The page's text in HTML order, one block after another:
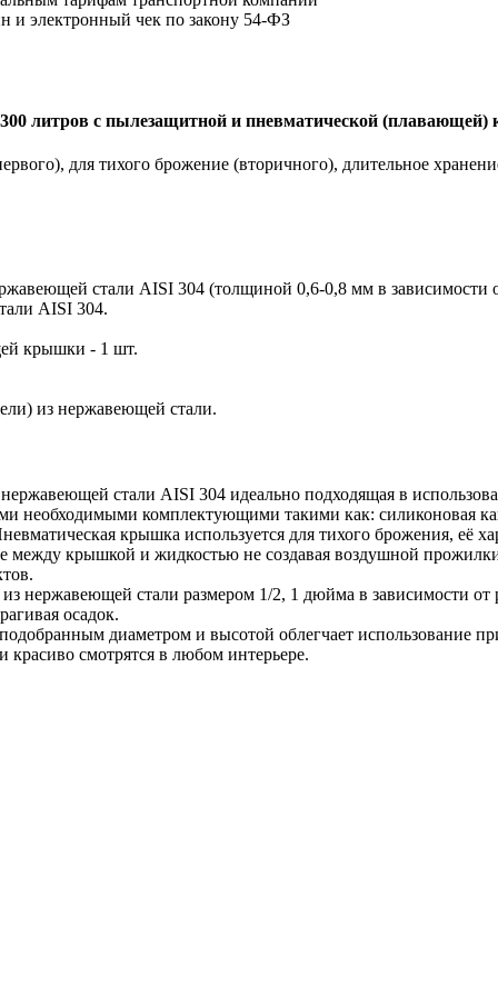
и электронный чек по закону 54-ФЗ
литров с пылезащитной и пневматической
для тихого брожение (вторичного), длительное
стали AISI 304 (толщиной 0,6-0,8 мм в зависимости
AISI 304.
крышки - 1 шт.
из нержавеющей стали.
стали AISI 304 идеально подходящая в
необходимыми комплектующими такими как: силиконовая
крышка используется для тихого брожения, её
между крышкой и жидкостью не создавая воздушной
нержавеющей стали размером 1/2, 1 дюйма в зависимости от
осадок.
диаметром и высотой облегчает использование
смотрятся в любом интерьере.